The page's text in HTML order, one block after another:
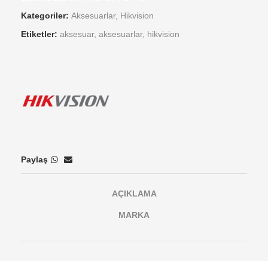
Kategoriler: Aksesuarlar, Hikvision
Etiketler: aksesuar, aksesuarlar, hikvision
Paylaş
AÇIKLAMA
MARKA